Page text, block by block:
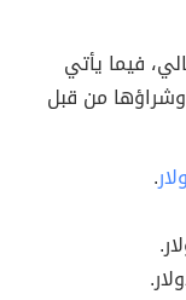
فيما يأتي
من قبل
.